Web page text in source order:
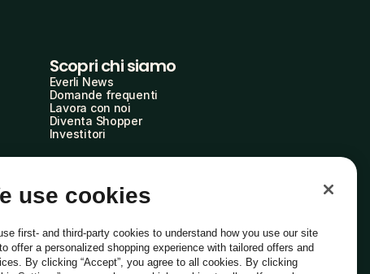
Scopri chi siamo
Everli News
Domande frequenti
Lavora con noi
Diventa Shopper
Investitori
use cookies
first- and third-party cookies to understand how you use our site
offer a personalized shopping experience with tailored offers and
By clicking “Accept”, you agree to all cookies. By clicking